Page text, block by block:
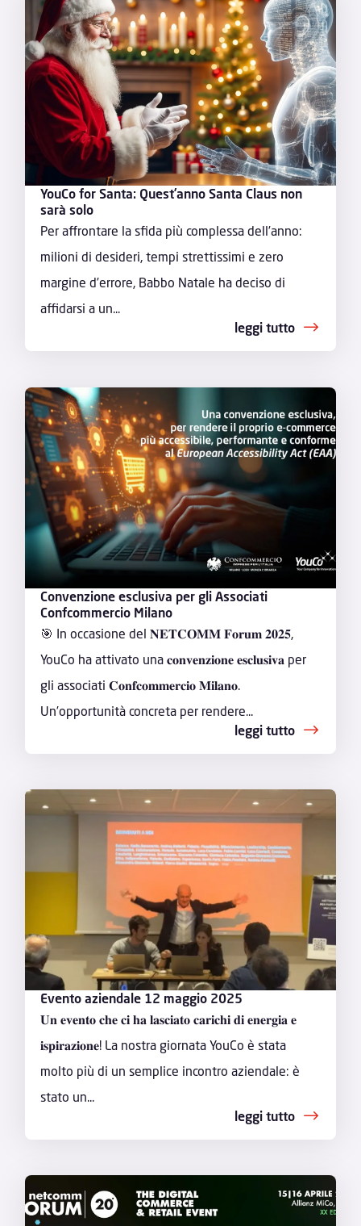
YouCo for Santa: Quest’anno Santa Claus non
sarà solo
Per affrontare la sfida più complessa dell’anno:
milioni di desideri, tempi strettissimi e zero
margine d’errore, Babbo Natale ha deciso di
affidarsi a un...
leggi tutto
Convenzione esclusiva per gli Associati
Confcommercio Milano
🎯 In occasione del 𝐍𝐄𝐓𝐂𝐎𝐌𝐌 𝐅𝐨𝐫𝐮𝐦 𝟐𝟎𝟐𝟓,
YouCo ha attivato una 𝐜𝐨𝐧𝐯𝐞𝐧𝐳𝐢𝐨𝐧𝐞 𝐞𝐬𝐜𝐥𝐮𝐬𝐢𝐯𝐚 per
gli associati 𝐂𝐨𝐧𝐟𝐜𝐨𝐦𝐦𝐞𝐫𝐜𝐢𝐨 𝐌𝐢𝐥𝐚𝐧𝐨.
Un’opportunità concreta per rendere...
leggi tutto
Evento aziendale 12 maggio 2025
𝐔𝐧 𝐞𝐯𝐞𝐧𝐭𝐨 𝐜𝐡𝐞 𝐜𝐢 𝐡𝐚 𝐥𝐚𝐬𝐜𝐢𝐚𝐭𝐨 𝐜𝐚𝐫𝐢𝐜𝐡𝐢 𝐝𝐢 𝐞𝐧𝐞𝐫𝐠𝐢𝐚 𝐞
𝐢𝐬𝐩𝐢𝐫𝐚𝐳𝐢𝐨𝐧𝐞! La nostra giornata YouCo è stata
molto più di un semplice incontro aziendale: è
stato un...
leggi tutto